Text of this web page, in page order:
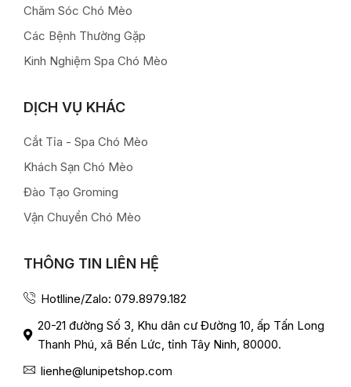
Chăm Sóc Chó Mèo
Các Bệnh Thường Gặp
Kinh Nghiệm Spa Chó Mèo
DỊCH VỤ KHÁC
Cắt Tỉa - Spa Chó Mèo
Khách Sạn Chó Mèo
Đào Tạo Groming
Vận Chuyển Chó Mèo
THÔNG TIN LIÊN HỆ
Hotlline/Zalo: 079.8979.182
20-21 đường Số 3, Khu dân cư Đường 10, ấp Tấn Long
Thanh Phú, xã Bến Lức, tỉnh Tây Ninh, 80000.
lienhe@lunipetshop.com